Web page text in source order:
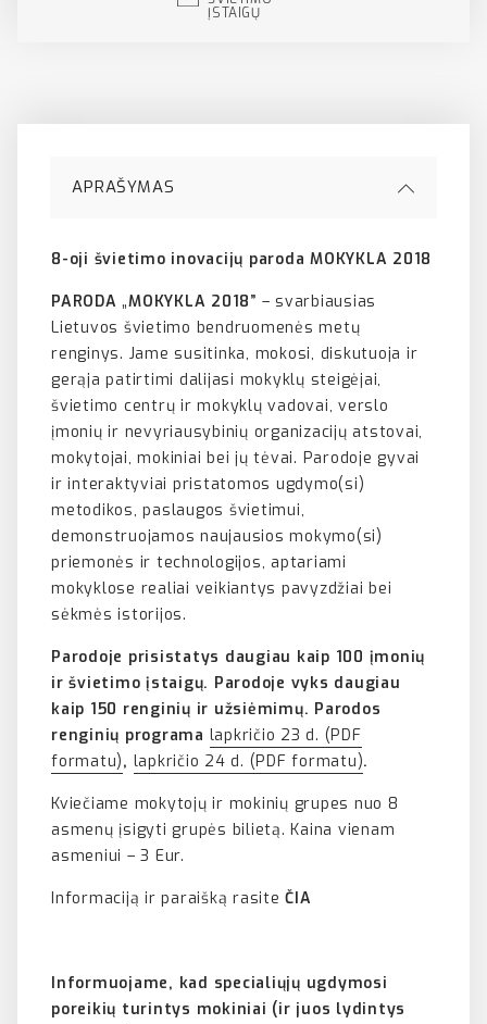
ĮSTAIGŲ
APRAŠYMAS
8-oji švietimo inovacijų paroda MOKYKLA 2018
PARODA„MOKYKLA 2018” – svarbiausias
Lietuvos švietimo bendruomenės metų
renginys. Jame susitinka, mokosi, diskutuoja ir
gerąja patirtimi dalijasi mokyklų steigėjai,
švietimo centrų ir mokyklų vadovai, verslo
įmonių ir nevyriausybinių organizacijų atstovai,
mokytojai, mokiniai bei jų tėvai. Parodoje gyvai
ir interaktyviai pristatomos ugdymo(si)
metodikos, paslaugos švietimui,
demonstruojamos naujausios mokymo(si)
priemonės ir technologijos, aptariami
mokyklose realiai veikiantys pavyzdžiai bei
sėkmės istorijos.
Parodoje prisistatys daugiau kaip 100 įmonių
ir švietimo įstaigų. Parodoje vyks daugiau
kaip 150 renginių ir užsiėmimų. Parodos
renginių programa lapkričio 23 d. (PDF
formatu), lapkričio 24 d. (PDF formatu).
Kviečiame mokytojų ir mokinių grupes nuo 8
asmenų įsigyti grupės bilietą. Kaina vienam
asmeniui – 3 Eur.
Informaciją ir paraišką rasiteČIA
Informuojame, kad specialiųjų ugdymosi
poreikių turintys mokiniai (ir juos lydintys